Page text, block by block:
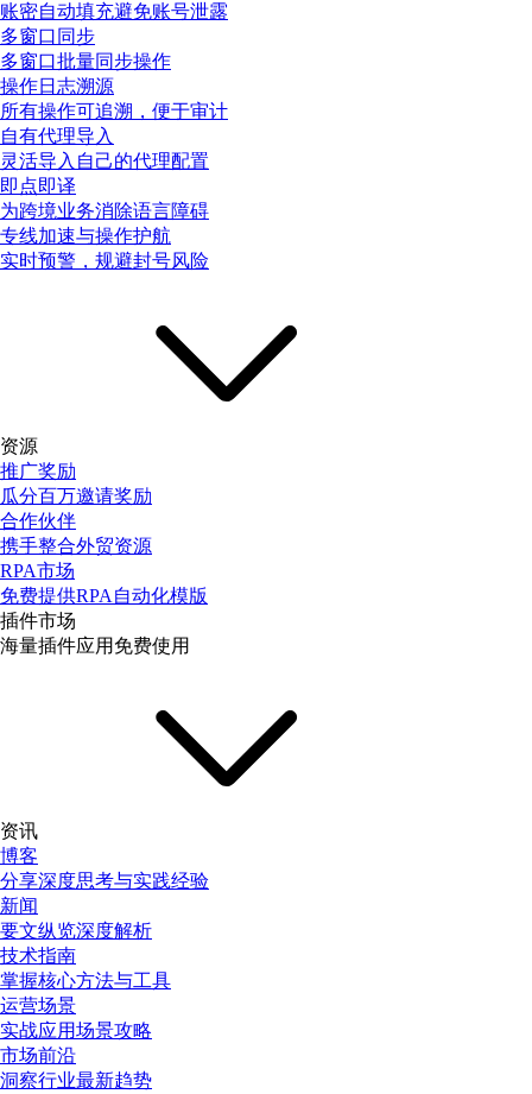
账密自动填充避免账号泄露
多窗口同步
多窗口批量同步操作
操作日志溯源
所有操作可追溯，便于审计
自有代理导入
灵活导入自己的代理配置
即点即译
为跨境业务消除语言障碍
专线加速与操作护航
实时预警，规避封号风险
资源
推广奖励
瓜分百万邀请奖励
合作伙伴
携手整合外贸资源
RPA市场
免费提供RPA自动化模版
插件市场
海量插件应用免费使用
资讯
博客
分享深度思考与实践经验
新闻
要文纵览深度解析
技术指南
掌握核心方法与工具
运营场景
实战应用场景攻略
市场前沿
洞察行业最新趋势